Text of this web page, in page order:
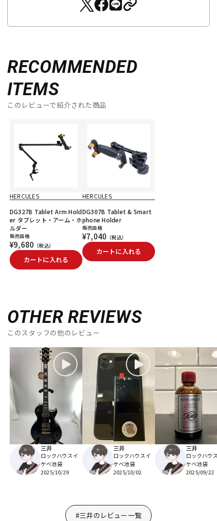
RECOMMENDED
ITEMS
このレビューで紹介された商品
HERCULES
DG327B Tablet Arm Hold
er タブレット・アーム・ホ
ルダー
販売価格
¥9,680 （税込）
カートに入れる
HERCULES
DG307B Tablet & Smart
phone Holder
販売価格
¥7,040 （税込）
カートに入れる
OTHER REVIEWS
このスタッフの他のレビュー
三井
ロックハウスイ
ケベ池袋
2025/10/29
三井
ロックハウスイ
ケベ池袋
2025/10/02
三井
ロックハウ
ケベ池袋
2025/09/22
#三井のレビュー一覧